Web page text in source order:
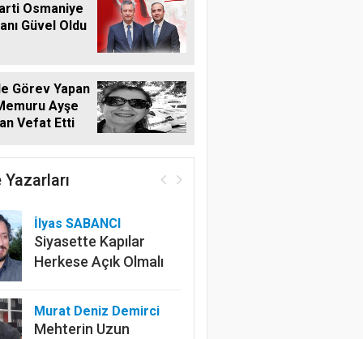
Osmaniye
Güvel Oldu
Görev Yapan
Ayşe
Vefat Etti
Yazarları
İlyas SABANCI
Siyasette Kapılar
Herkese Açık Olmalı
Murat Deniz Demirci
Mehterin Uzun